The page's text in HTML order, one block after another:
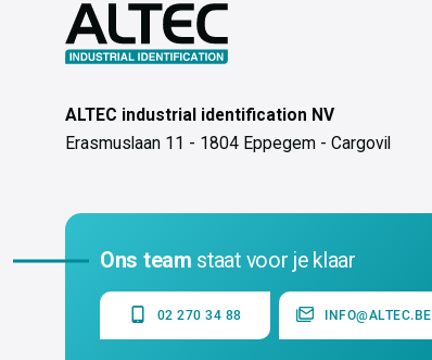
ALTEC industrial identification NV
Erasmuslaan 11 - 1804 Eppegem - Cargovil
Ons team staat voor je klaar
02 270 34 88 INFO@ALTEC.BE